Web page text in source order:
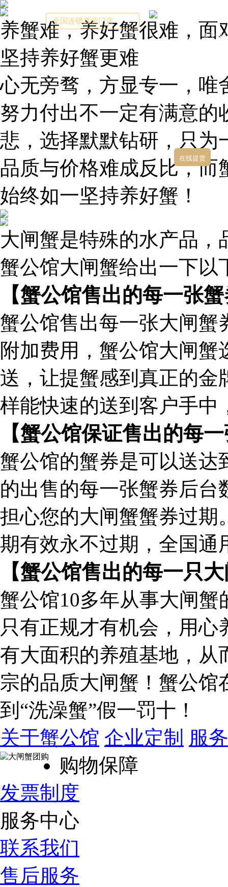
养蟹难，养好蟹很难，
坚持养好蟹更难
心无旁骛，方显专一，唯
努力付出不一定有满意的
悲，选择默默钻研，只为
品质与价格难成反比，
始终如一坚持养好蟹！
大闸蟹是特殊的水产品
蟹公馆大闸蟹给出一下以
【蟹公馆售出的每一张
蟹公馆售出每一张大闸蟹
附加费用，蟹公馆大闸
送，让提蟹感到真正的金
样能快速的送到客户手中
【蟹公馆保证售出的每
蟹公馆的蟹券是可以送达
的出售的每一张蟹券后
担心您的大闸蟹蟹券过期
期有效永不过期，全国通
【蟹公馆售出的每一只
蟹公馆10多年从事大闸
只有正规才有机会，用
有大面积的养殖基地，从
宗的品质大闸蟹！ 蟹公馆
到“洗澡蟹”假一罚十！
关于蟹公馆 企业定制 服
购物保障
发票制度
服务中心
联系我们
售后服务
全国连锁直营门店
关于我
在线提货